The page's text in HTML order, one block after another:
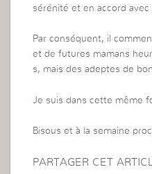
sérénité et en accord avec
Par conséquent, il
et de futures mamans
s, mais des adeptes de
Je suis dans cette même
Bisous et à la semaine
PARTAGER CET